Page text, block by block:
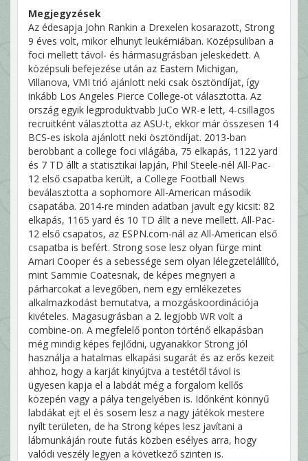
Megjegyzések
Az édesapja John Rankin a Drexelen kosarazott, Strong
9 éves volt, mikor elhunyt leukémiában. Középsuliban a
foci mellett távol- és hármasugrásban jeleskedett. A
középsuli befejezése után az Eastern Michigan,
Villanova, VMI trió ajánlott neki csak ösztöndíjat, így
inkább Los Angeles Pierce College-ot választotta. Az
ország egyik legproduktvabb JuCo WR-e lett, 4-csillagos
recruitként választotta az ASU-t, ekkor már összesen 14
BCS-es iskola ajánlott neki ösztöndíjat. 2013-ban
berobbant a college foci világába, 75 elkapás, 1122 yard
és 7 TD állt a statisztikai lapján, Phil Steele-nél All-Pac-
12 első csapatba került, a College Football News
beválasztotta a sophomore All-American második
csapatába. 2014-re minden adatban javult egy kicsit: 82
elkapás, 1165 yard és 10 TD állt a neve mellett. All-Pac-
12 első csapatos, az ESPN.com-nál az All-American első
csapatba is befért. Strong sose lesz olyan fürge mint
Amari Cooper és a sebessége sem olyan lélegzetelállító,
mint Sammie Coatesnak, de képes megnyeri a
párharcokat a levegőben, nem egy emlékezetes
alkalmazkodást bemutatva, a mozgáskoordinációja
kivételes. Magasugrásban a 2. legjobb WR volt a
combine-on. A megfelelő ponton történő elkapásban
még mindig képes fejlődni, ugyanakkor Strong jól
használja a hatalmas elkapási sugarát és az erős kezeit
ahhoz, hogy a karját kinyújtva a testétől távol is
ügyesen kapja el a labdát még a forgalom kellős
közepén vagy a pálya tengelyében is. Időnként könnyű
labdákat ejt el és sosem lesz a nagy játékok mestere
nyílt területen, de ha Strong képes lesz javítani a
lábmunkáján route futás közben esélyes arra, hogy
valódi veszély legyen a következő szinten is.